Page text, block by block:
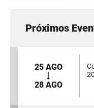
Próximos
25 AGO
28 AGO